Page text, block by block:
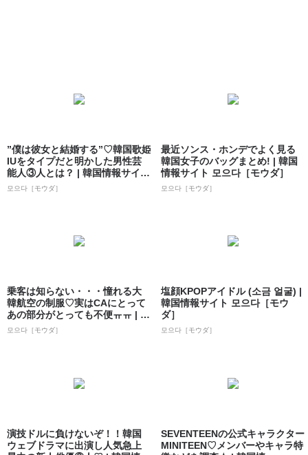
”僕は彼女と結婚する”♡韓国歌姫
IUをタイプだと明かした男性芸
能人③人とは？ | 韓国情報サイト
...
모으다［モウダ］
最近ソンス・ホンデでよく見る
韓国女子のバッグまとめ! | 韓国
情報サイト 모으다［モウダ］
모으다［モウダ］
乗客は知らない・・・憧れる大
韓航空の制服♡実はCAにとって
あの部分がとっても不便ㅠㅠ | 韓
国情報...
모으다［モウダ］
塩顔KPOPアイドル (소금 얼굴) |
韓国情報サイト 모으다［モウ
ダ］
모으다［モウダ］
演技ドルに負けないぞ！！韓国
ウェブドラマに出演し人気急上
SEVENTEENの公式キャラクター
MINITEEN♡メンバーやキャラ特